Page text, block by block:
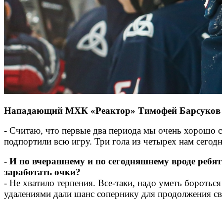
Нападающий МХК «Реактор» Тимофей Барсуков
- Считаю, что первые два периода мы очень хорошо
подпортили всю игру. Три гола из четырех нам
- И по вчерашнему и по сегодняшнему вроде
заработать очки?
- Не хватило терпения. Все-таки, надо уметь
удалениями дали шанс сопернику для продолжения